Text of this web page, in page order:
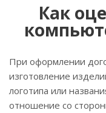
Как
При оформлении
изготовление
логотипа или
отношение со